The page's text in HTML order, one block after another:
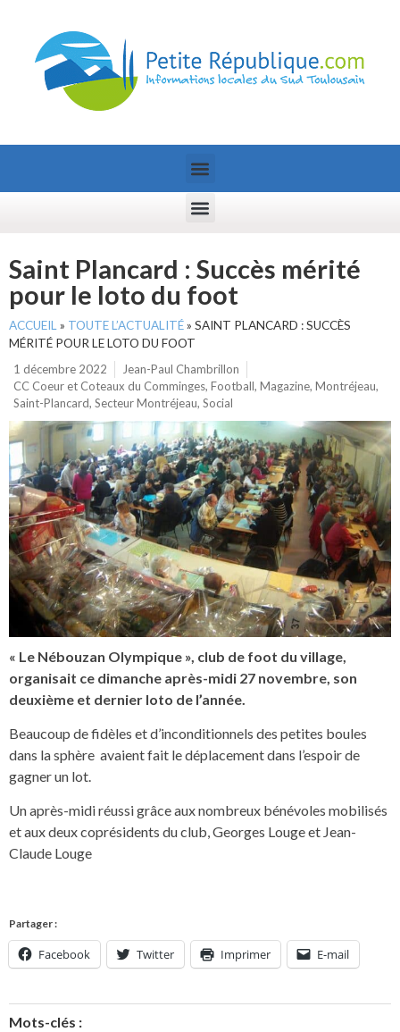
Saint Plancard : Succès mérité
pour le loto du foot
ACCUEIL » TOUTE L’ACTUALITÉ» SAINT PLANCARD : SUCCÈS
MÉRITÉ POUR LE LOTO DU FOOT
1 décembre 2022
Jean-Paul Chambrillon
CC Coeur et Coteaux du Comminges, Football, Magazine, Montréjeau,
Saint-Plancard, Secteur Montréjeau, Social
« Le Nébouzan Olympique », club de foot du village,
organisait ce dimanche après-midi 27 novembre, son
deuxième et dernier loto de l’année.
Beaucoup de fidèles et d’inconditionnels des petites boules
dans la sphère avaient fait le déplacement dans l’espoir de
gagner un lot.
Un après-midi réussi grâce aux nombreux bénévoles mobilisés
et aux deux coprésidents du club, Georges Louge et Jean-
Claude Louge
Partager :
Facebook Twitter Imprimer E-mail
Mots-clés :